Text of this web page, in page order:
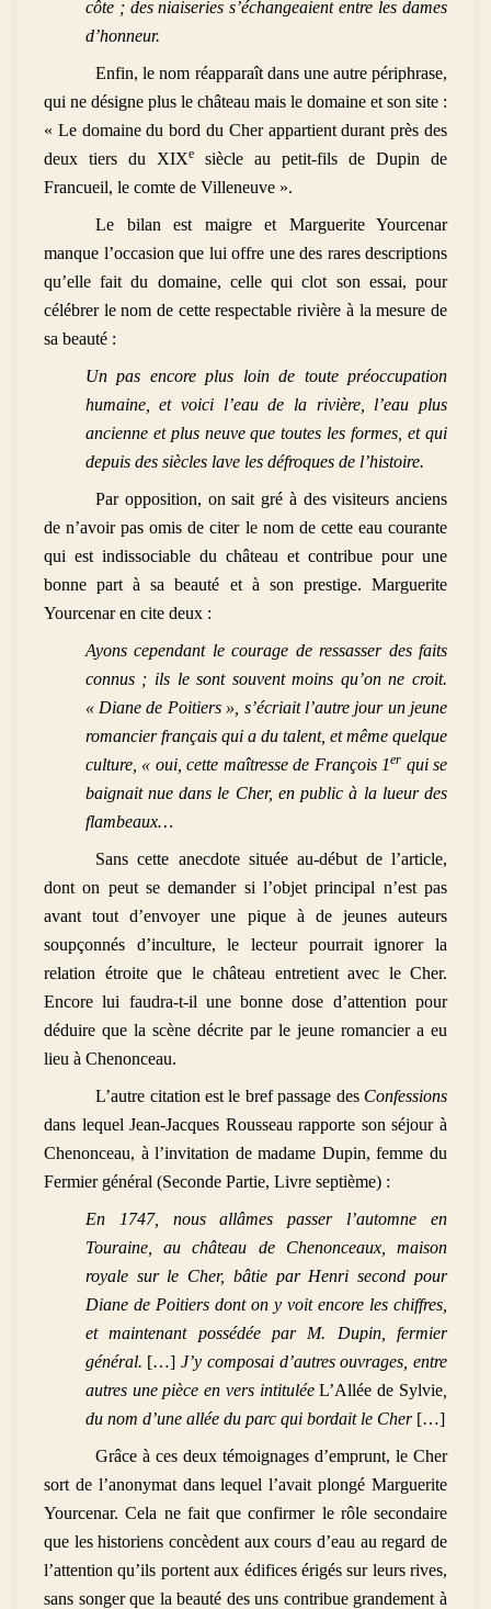
côte ; des niaiseries s’échangeaient entre les dames
d’honneur.
Enfin, le nom réapparaît dans une autre périphrase,
qui ne désigne plus le château mais le domaine et son site :
« Le domaine du bord du Cher appartient durant près des
deux tiers du XIXe
siècle au petit-fils de Dupin de
Francueil, le comte de Villeneuve ».
Le bilan est maigre et Marguerite Yourcenar
manque l’occasion que lui offre une des rares descriptions
qu’elle fait du domaine, celle qui clot son essai, pour
célébrer le nom de cette respectable rivière à la mesure de
sa beauté :
Un pas encore plus loin de toute préoccupation
humaine, et voici l’eau de la rivière, l’eau plus
ancienne et plus neuve que toutes les formes, et qui
depuis des siècles lave les défroques de l’histoire.
Par opposition, on sait gré à des visiteurs anciens
de n’avoir pas omis de citer le nom de cette eau courante
qui est indissociable du château et contribue pour une
bonne part à sa beauté et à son prestige. Marguerite
Yourcenar en cite deux :
Ayons cependant le courage de ressasser des faits
connus ; ils le sont souvent moins qu’on ne croit.
« Diane de Poitiers », s’écriait l’autre jour un jeune
romancier français qui a du talent, et même quelque
culture, « oui, cette maîtresse de François 1er qui se
baignait nue dans le Cher, en public à la lueur des
flambeaux…
Sans cette anecdote située au-début de l’article,
dont on peut se demander si l’objet principal n’est pas
avant tout d’envoyer une pique à de jeunes auteurs
soupçonnés d’inculture, le lecteur pourrait ignorer la
relation étroite que le château entretient avec le Cher.
Encore lui faudra-t-il une bonne dose d’attention pour
déduire que la scène décrite par le jeune romancier a eu
lieu à Chenonceau.
L’autre citation est le bref passage des Confessions
dans lequel Jean-Jacques Rousseau rapporte son séjour à
Chenonceau, à l’invitation de madame Dupin, femme du
Fermier général (Seconde Partie, Livre septième) :
En 1747, nous allâmes passer l’automne en
Touraine, au château de Chenonceaux, maison
royale sur le Cher, bâtie par Henri second pour
Diane de Poitiers dont on y voit encore les chiffres,
et maintenant possédée par M. Dupin, fermier
général. […] J’y composai d’autres ouvrages, entre
autres une pièce en vers intituléeL’Allée de Sylvie
du nom d’une allée du parc qui bordait le Cher […]
Grâce à ces deux témoignages d’emprunt, le Cher
sort de l’anonymat dans lequel l’avait plongé Marguerite
Yourcenar. Cela ne fait que confirmer le rôle secondaire
que les historiens concèdent aux cours d’eau au regard de
l’attention qu’ils portent aux édifices érigés sur leurs rives,
sans songer que la beauté des uns contribue grandement à